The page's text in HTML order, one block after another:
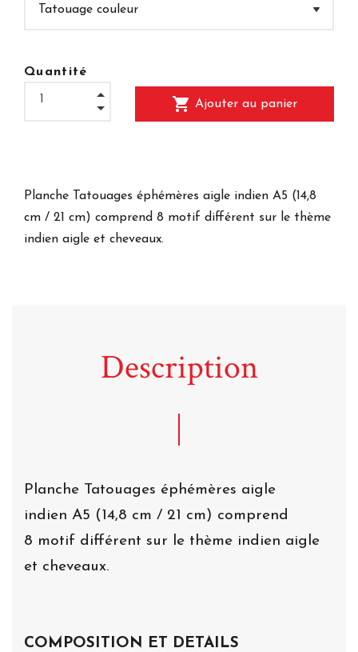
Quantité
shopping_cart Ajouter au panier
Planche Tatouages éphémères aigle indien A5 (14,8
cm / 21 cm) comprend 8 motif différent sur le thème
indien aigle et cheveaux.
Description
Planche Tatouages éphémères aigle
indien A5 (14,8 cm / 21 cm) comprend
8 motif différent sur le thème indien aigle
et cheveaux.
COMPOSITION ET DETAILS